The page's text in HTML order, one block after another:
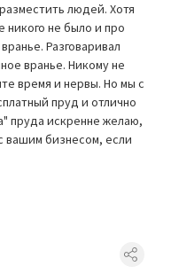
людей. Хотя
не было и про
Разговаривал
вранье. Никому не
время и нервы. Но мы с
пруд и отлично
пруда искренне желаю,
вашим бизнесом, если